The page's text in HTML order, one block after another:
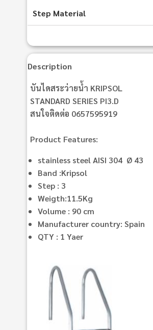
Step Material
Description
บันไดสระว่ายน้ำ KRIPSOL
STANDARD SERIES PI3.D
สนใจติดต่อ 0657595919
Product Features:
stainless steel AISI 304 Ø 43
Band :Kripsol
Step : 3
Weigth:11.5Kg
Volume : 90 cm
Manufacturer country: Spain
QTY : 1 Yaer